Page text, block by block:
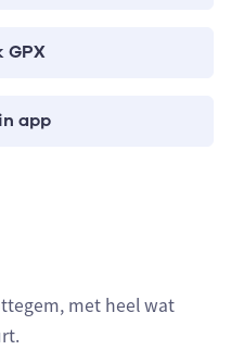
GPX
app
met heel wat